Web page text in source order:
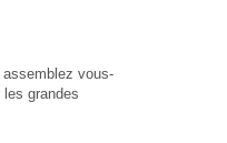
assemblez vous-
grandes